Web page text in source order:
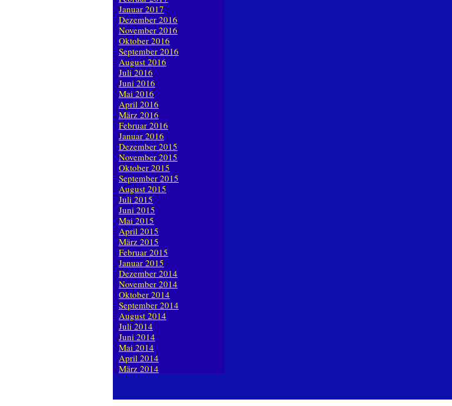
Januar 2017
Dezember 2016
November 2016
Oktober 2016
September 2016
August 2016
Juli 2016
Juni 2016
Mai 2016
April 2016
März 2016
Februar 2016
Januar 2016
Dezember 2015
November 2015
Oktober 2015
September 2015
August 2015
Juli 2015
Juni 2015
Mai 2015
April 2015
März 2015
Februar 2015
Januar 2015
Dezember 2014
November 2014
Oktober 2014
September 2014
August 2014
Juli 2014
Juni 2014
Mai 2014
April 2014
März 2014